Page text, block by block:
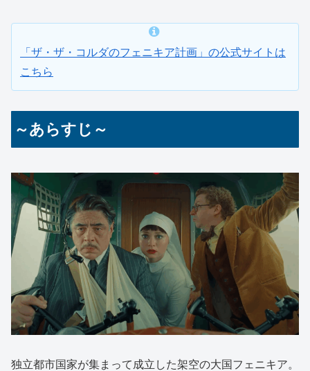
「ザ・ザ・コルダのフェニキア計画」の公式サイトは
こちら
～あらすじ～
独立都市国家が集まって成立した架空の大国フェニキア。